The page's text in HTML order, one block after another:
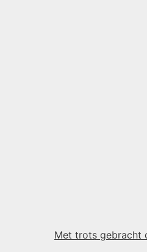
Met trots gebracht